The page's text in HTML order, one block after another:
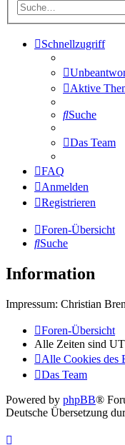
Schnellzugriff
Aktive
Suche
Das Team
FAQ
Anmelden
Registrieren
Foren-Übersicht
Suche
Information
Impressum: Christian
Foren-Übersicht
Alle Zeiten sind
Alle Cookies des
Das Team
Powered by phpBB®
Deutsche Übersetzung